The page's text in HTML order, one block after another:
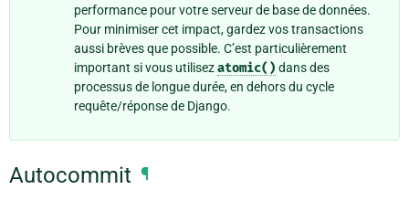
performance pour votre serveur de base de données.
Pour minimiser cet impact, gardez vos transactions
aussi brèves que possible. C’est particulièrement
important si vous utilisezatomic() dans des
processus de longue durée, en dehors du cycle
requête/réponse de Django.
Autocommit ¶